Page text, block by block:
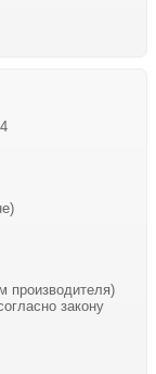
производителя)
закону